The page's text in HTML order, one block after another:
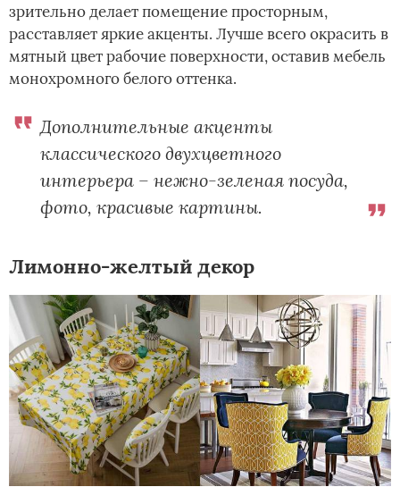
зрительно делает помещение просторным,
расставляет яркие акценты. Лучше всего окрасить в
мятный цвет рабочие поверхности, оставив мебель
монохромного белого оттенка.
Дополнительные акценты
классического двухцветного
интерьера – нежно-зеленая посуда,
фото, красивые картины.
Лимонно-желтый декор